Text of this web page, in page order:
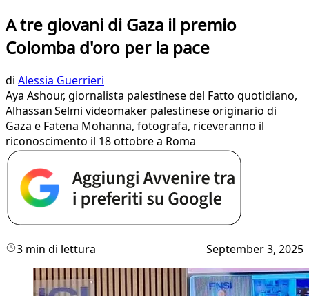
A tre giovani di Gaza il premio
Colomba d'oro per la pace
di Alessia Guerrieri
Aya Ashour, giornalista palestinese del Fatto quotidiano,
Alhassan Selmi videomaker palestinese originario di
Gaza e Fatena Mohanna, fotografa, riceveranno il
riconoscimento il 18 ottobre a Roma
3 min di lettura September 3, 2025